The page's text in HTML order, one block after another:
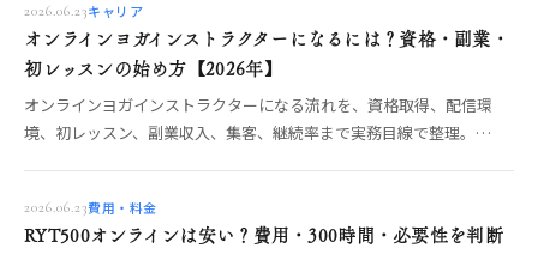
2026.06.23キャリア
オンラインヨガインストラクターになるには？資格・副業・
初レッスンの始め方【2026年】
オンラインヨガインストラクターになる流れを、資格取得、配信環
境、初レッスン、副業収入、集客、継続率まで実務目線で整理。
2026.06.23費用・料金
RYT500オンラインは安い？費用・300時間・必要性を判断